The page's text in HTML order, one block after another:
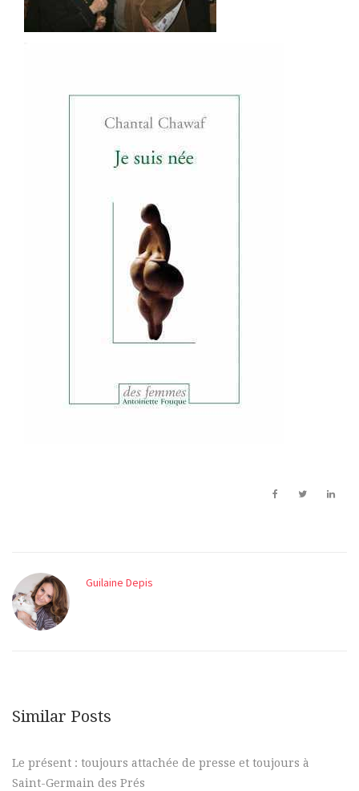
Guilaine Depis
Similar Posts
Le présent : toujours attachée de presse et toujours à
Saint-Germain des Prés